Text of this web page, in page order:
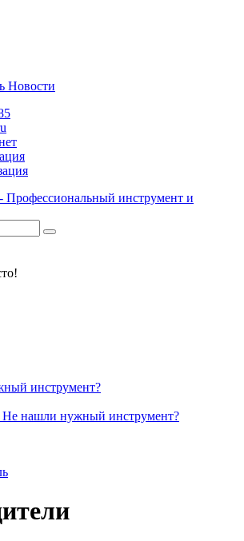
Новости
инструмент?
Не нашли нужный инструмент?